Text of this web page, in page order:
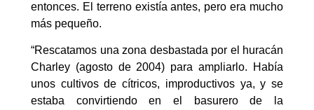
entonces. El terreno existía antes, pero era mucho
más pequeño.
“Rescatamos una zona desbastada por el huracán
Charley (agosto de 2004) para ampliarlo. Había
unos cultivos de cítricos, improductivos ya, y se
estaba convirtiendo en el basurero de la